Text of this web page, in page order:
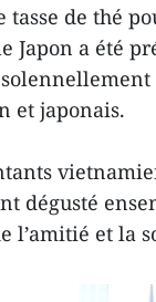
tasse de thé
Japon a été
et japonais.
dégusté
l’amitié et la